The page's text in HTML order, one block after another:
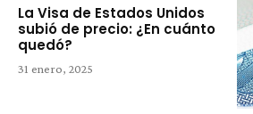
La Visa de Estados Unidos
subió de precio: ¿En cuánto
quedó?
31 enero, 2025